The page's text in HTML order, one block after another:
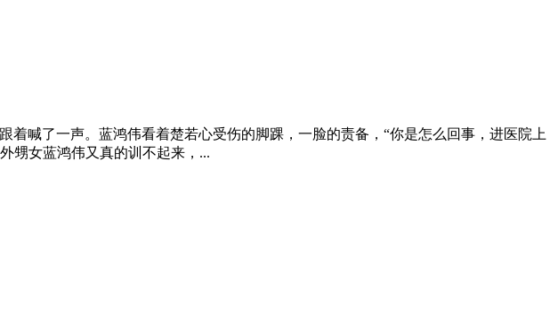
着喊了一声。蓝鸿伟看着楚若心受伤的脚踝，一脸的责备，“你是怎么回事，进医院上
甥女蓝鸿伟又真的训不起来，...